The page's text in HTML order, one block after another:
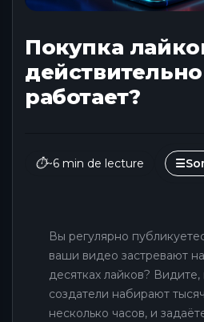
Покупка
работает?
⏱~6 min de lecture ☰
Вы регулярно
ваши видео застревают
десятках лайков? Видите,
создатели набирают
несколько часов, и